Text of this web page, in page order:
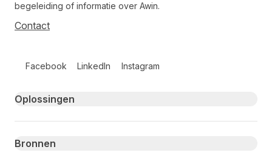
begeleiding of informatie over Awin.
Contact
Facebook LinkedIn Instagram
Primary footer navigation
Oplossingen
Bronnen